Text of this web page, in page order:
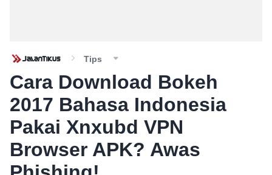
Tips
Cara Download Bokeh
2017 Bahasa Indonesia
Pakai Xnxubd VPN
Browser APK? Awas